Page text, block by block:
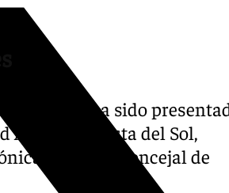
Cómpeta ha sido
Axarquía Costa del Sol,
Ruiz; y el concejal de